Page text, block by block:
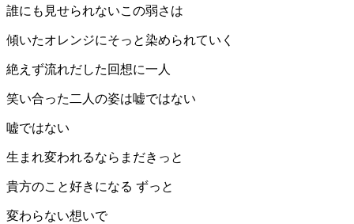
誰にも見せられないこの弱さは
傾いたオレンジにそっと染められていく
絶えず流れだした回想に一人
笑い合った二人の姿は嘘ではない
嘘ではない
生まれ変われるならまだきっと
貴方のこと好きになる ずっと
変わらない想いで